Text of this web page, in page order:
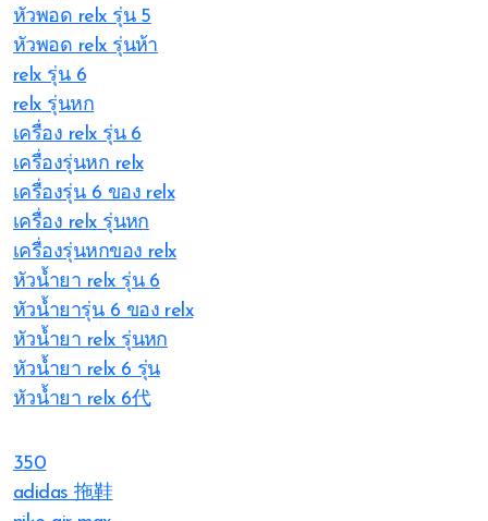
หัวพอด relx รุ่น 5
หัวพอด relx รุ่นห้า
relx รุ่น 6
relx รุ่นหก
เครื่อง relx รุ่น 6
เครื่องรุ่นหก relx
เครื่องรุ่น 6 ของ relx
เครื่อง relx รุ่นหก
เครื่องรุ่นหกของ relx
หัวน้ำยา relx รุ่น 6
หัวน้ำยารุ่น 6 ของ relx
หัวน้ำยา relx รุ่นหก
หัวน้ำยา relx 6 รุ่น
หัวน้ำยา relx 6代
350
adidas 拖鞋